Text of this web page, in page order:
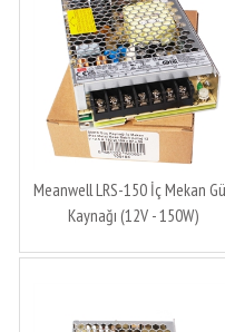
Meanwell LRS-150 İç Mekan
Kaynağı (12V - 150W)